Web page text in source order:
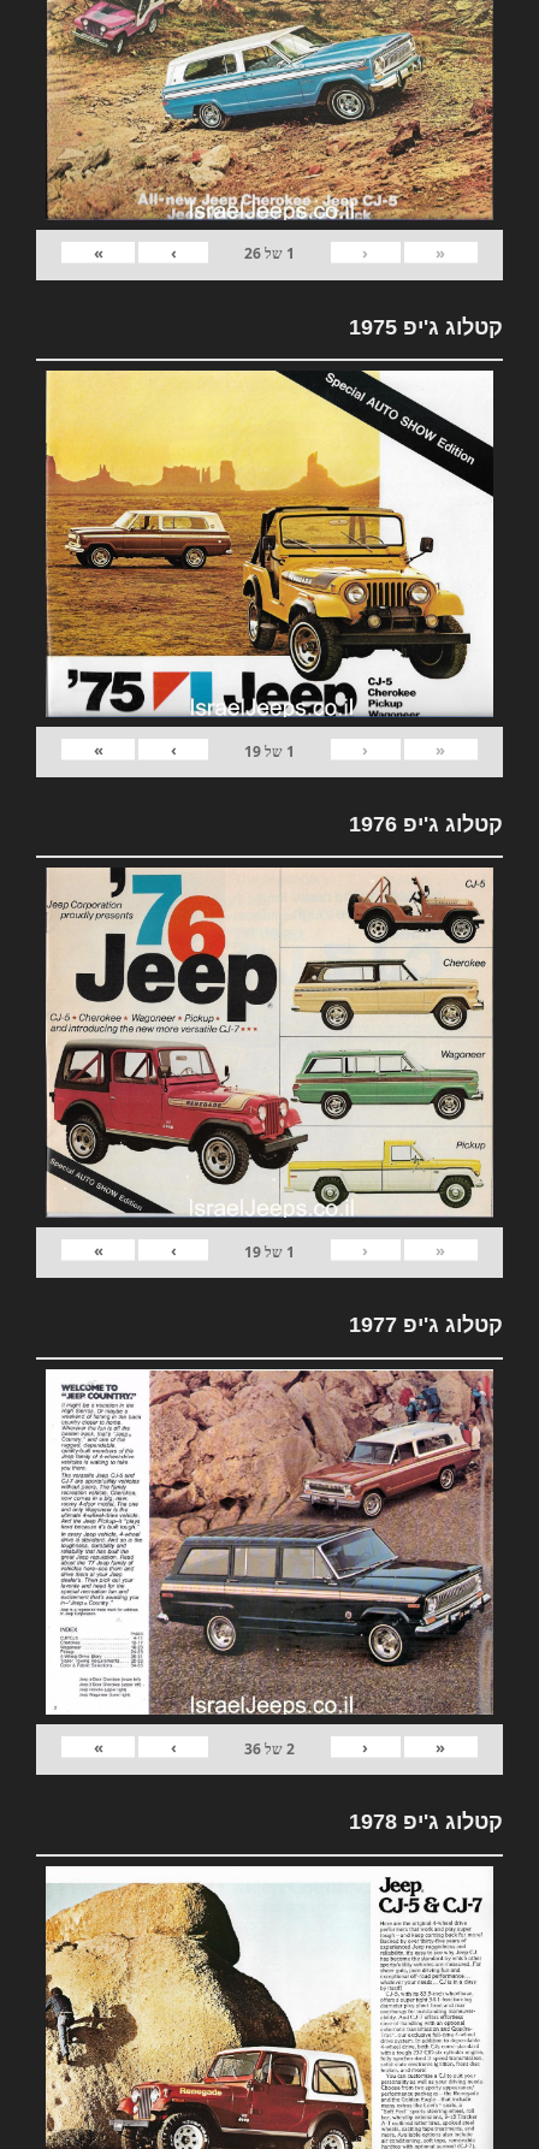
«
‹
1 של26
›
»
קטלוג ג'יפ 1975
«
‹
1 של19
›
»
קטלוג ג'יפ 1976
«
‹
1 של19
›
»
קטלוג ג'יפ 1977
«
‹
2של36
›
»
קטלוג ג'יפ 1978